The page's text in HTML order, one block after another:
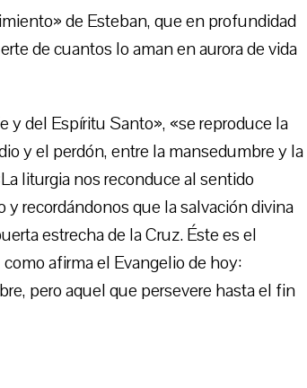
de Esteban, que en profundidad
de cuantos lo aman en aurora de vida
y del Espíritu Santo», «se reproduce la
y el perdón, entre la mansedumbre y la
liturgia nos reconduce al sentido
recordándonos que la salvación divina
estrecha de la Cruz. Éste es el
afirma el Evangelio de hoy:
pero aquel que persevere hasta el fin